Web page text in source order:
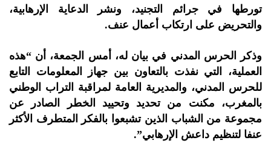
تورطها في جرائم التجنيد، ونشر الدعاية الإرهابية،
والتحريض على ارتكاب أعمال عنف.
وذكر الحرس المدني في بيان له، أمس الجمعة، أن “هذه
العملية، التي نفذت بالتعاون بين جهاز المعلومات التابع
للحرس المدني، والمديرية العامة لمراقبة التراب الوطني
بالمغرب، مكنت من تحديد وتحييد الخطر الصادر عن
مجموعة من الشباب الذين تشبعوا بالفكر المتطرف الأكثر
عنفا لتنظيم داعش الإرهابي”.